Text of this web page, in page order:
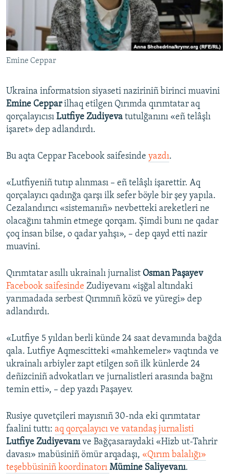
Українською
QOŞULIÑIZ!
RFE/RS bütün saytları
Emine Ceppar
Ukraina informatsion siyaseti naziriniñ birinci muavini
Emine Cepparilhaq etilgen Qırımda qırımtatar aq
qorçalayıcısı Lutfiye Zudiyeva tutulğanını «eñ telâşlı
işaret» dep adlandırdı.
Bu aqta Ceppar Facebook saifesinde yazdı.
«Lutfiyeniñ tutıp alınması – eñ telâşlı işarettir. Aq
qorçalayıcı qadınğa qarşı ilk sefer böyle bir şey yapıla.
Cezalandırıcı «sistemanıñ» nevbetteki areketleri ne
olacağını tahmin etmege qorqam. Şimdi bunı ne qadar
çoq insan bilse, o qadar yahşı», – dep qayd etti nazir
muavini.
Qırımtatar asıllı ukrainalı jurnalist Osman Paşayev
Facebook saifesinde Zudiyevanı «işğal altındaki
yarımadada serbest Qırımnıñ közü ve yüregi» dep
adlandırdı.
«Lutfiye 5 yıldan berli künde 24 saat devamında bağda
qala. Lutfiye Aqmescitteki «mahkemeler» vaqtında ve
ukrainalı arbiyler zapt etilgen soñ ilk künlerde 24
deñizciniñ advokatları ve jurnalistleri arasında bağnı
temin etti», – dep yazdı Paşayev.
Rusiye quvetçileri mayısnıñ 30-nda eki qırımtatar
faalini tuttı: aq qorçalayıcı ve vatandaş jurnalisti
Lutfiye Zudiyevanıve Bağçasaraydaki «Hizb ut-Tahrir
davası» mabüsiniñ ömür arqadaşı, «Qırım balalığı»
teşebbüsiniñ koordinatorı Mümine Saliyevanı.